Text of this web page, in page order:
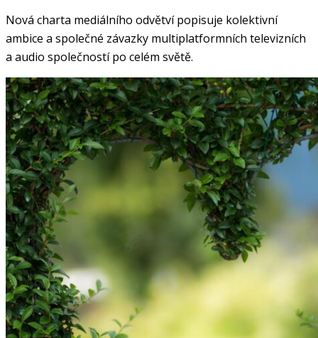
Nová charta mediálního odvětví popisuje kolektivní
ambice a společné závazky multiplatformních televizních
a audio společností po celém světě.